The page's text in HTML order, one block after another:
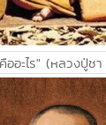
ออะไร" (หลวงปู่ช